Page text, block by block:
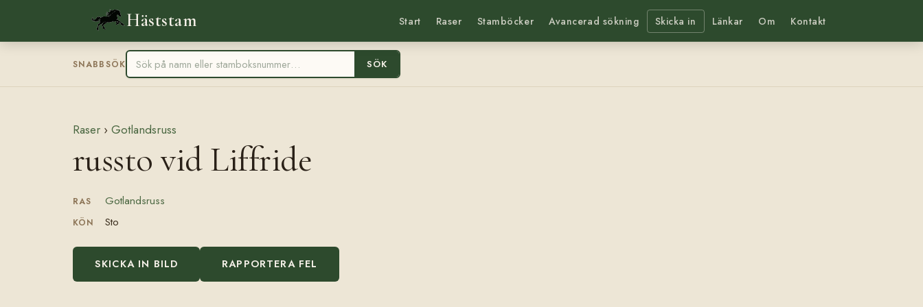
Häststam Start Raser Stamböcker Avancerad sökning Skicka in Länkar Om Kontakt
SNABBSÖK SÖK
Raser › Gotlandsruss
russto vid Liffride
RAS Gotlandsruss
KÖN Sto
SKICKA IN BILD RAPPORTERA FEL